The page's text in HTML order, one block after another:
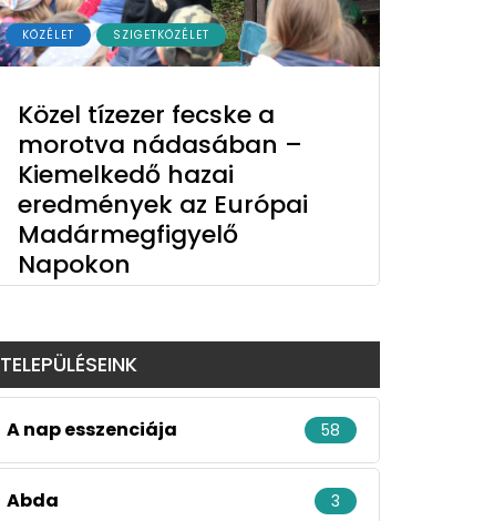
KÖZÉLET SZIGETKÖZÉLET
Közel tízezer fecske a
morotva nádasában –
Kiemelkedő hazai
eredmények az Európai
Madármegfigyelő
Napokon
TELEPÜLÉSEINK
A nap esszenciája 58
Abda 3